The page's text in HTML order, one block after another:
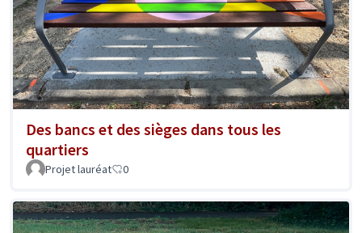
Des bancs et des sièges dans tous les
quartiers
Projet lauréat 0